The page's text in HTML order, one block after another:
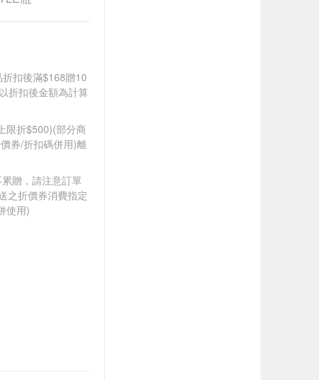
扣後滿$168贈10
折扣後金額為計算
限折$500)(部分商
券/折扣碼併用)離
贈，請注意訂單
之折價券消費指定
使用)